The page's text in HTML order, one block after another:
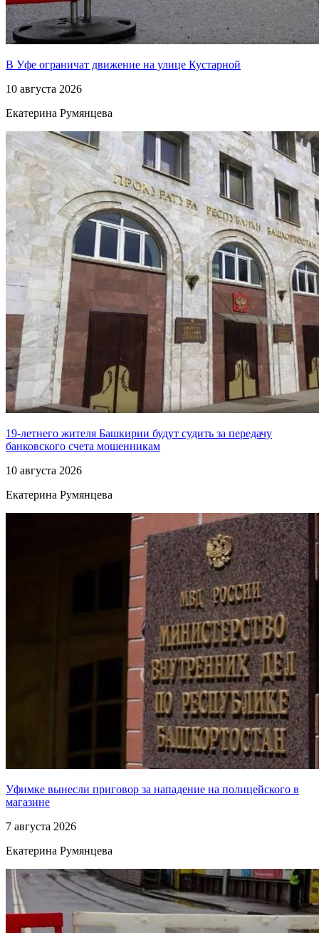
В Уфе ограничат движение на улице Кустарной
10 августа 2026
Екатерина Румянцева
19-летнего жителя Башкирии будут судить за передачу
банковского счета мошенникам
10 августа 2026
Екатерина Румянцева
Уфимке вынесли приговор за нападение на полицейского в
магазине
7 августа 2026
Екатерина Румянцева